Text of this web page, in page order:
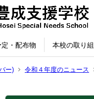
・配布物 本校の取り
ー) 令和４年度のニュース